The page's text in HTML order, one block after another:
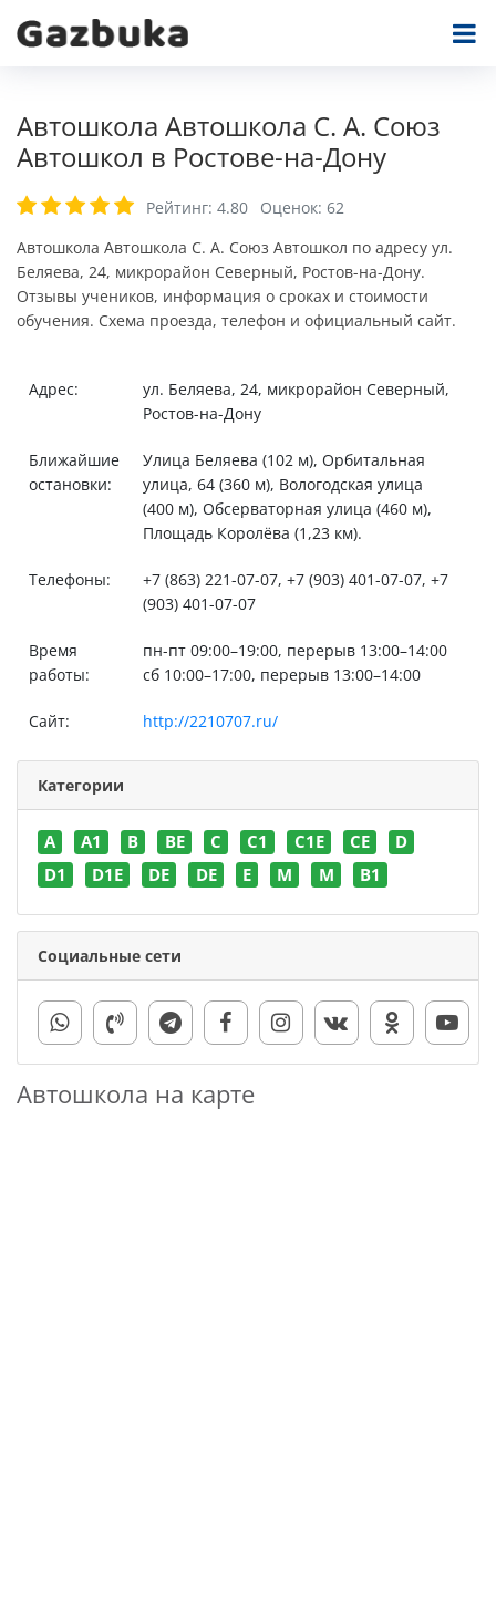
Автошкола Автошкола С. А. Союз
Автошкол в Ростове-на-Дону
Рейтинг: 4.80 Оценок: 62
Автошкола Автошкола С. А. Союз Автошкол по адресу ул.
Беляева, 24, микрорайон Северный, Ростов-на-Дону.
Отзывы учеников, информация о сроках и стоимости
обучения. Схема проезда, телефон и официальный сайт.
Адрес:
ул. Беляева, 24, микрорайон Северный,
Ростов-на-Дону
Ближайшие
остановки:
Улица Беляева (102 м), Орбитальная
улица, 64 (360 м), Вологодская улица
(400 м), Обсерваторная улица (460 м),
Площадь Королёва (1,23 км).
Телефоны:
+7 (863) 221-07-07, +7 (903) 401-07-07, +7
(903) 401-07-07
Время
работы:
пн-пт 09:00–19:00, перерыв 13:00–14:00
сб 10:00–17:00, перерыв 13:00–14:00
Сайт: http://2210707.ru/
Категории
A A1 B BE C C1 C1E CE
D
D1
D1E DE DE E M M В1
Социальные сети
Автошкола на карте